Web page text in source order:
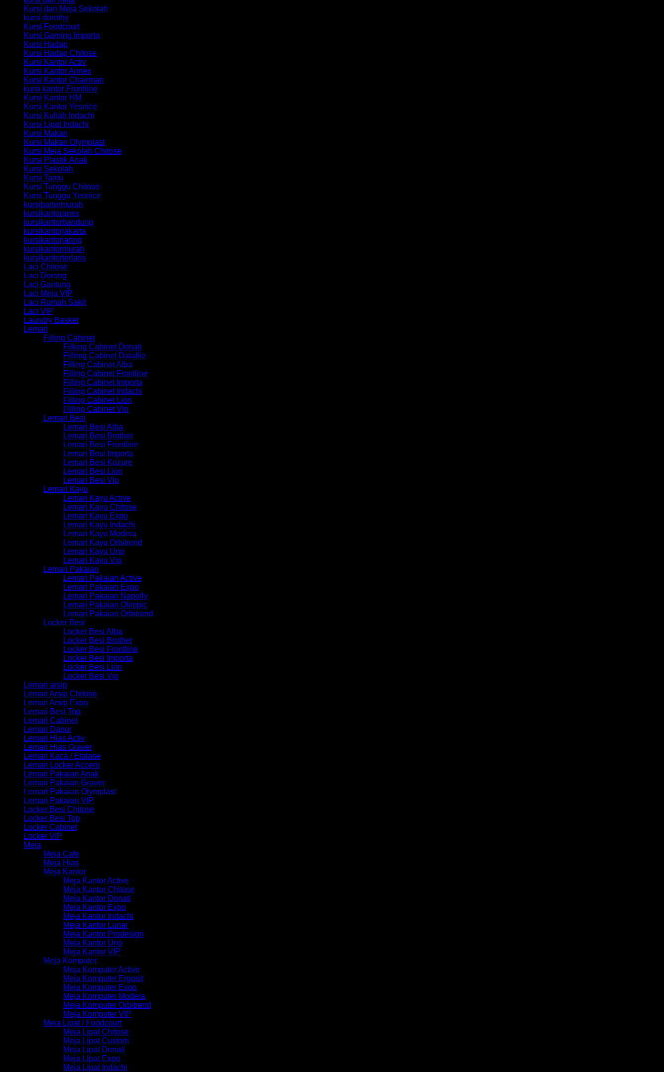
Kursi dan Meja Sekolah
kursi dorothy
Kursi Foodcourt
Kursi Gaming Importa
Kursi Hadap
Kursi Hadap Chitose
Kursi Kantor Activ
Kursi Kantor Annex
Kursi Kantor Chairman
kursi kantor Frontline
Kursi Kantor HM
Kursi Kantor Yesnice
Kursi Kuliah Indachi
Kursi Lipat Indachi
Kursi Makan
Kursi Makan Olymplast
Kursi Meja Sekolah Chitose
Kursi Plastik Anak
Kursi Sekolah
Kursi Tamu
Kursi Tunggu Chitose
Kursi Tunggu Yesnice
kursibartermurah
kursikantoranex
kursikantorbandung
kursikantorjakarta
kursikantorjaring
kursikantormurah
kursikantorterlaris
Laci Chitose
Laci Dorong
Laci Gantung
Laci Meja VIP
Laci Rumah Sakit
Laci VIP
Laundry Basket
Lemari
Filling Cabinet
Filking Cabinet Donati
Fillimg Cabinet Datafile
Filling Cabinet Alba
Filling Cabinet Frontline
Filling Cabinet Importa
Filling Cabinet Indachi
Filling Cabinet Lion
Filling Cabinet Vip
Lemari Besi
Lemari Besi Alba
Lemari Besi Brother
Lemari Besi Frontline
Lemari Besi Importa
Lemari Besi Kozure
Lemari Besi Lion
Lemari Besi Vip
Lemari Kayu
Lemari Kayu Active
Lemari Kayu Chitose
Lemari Kayu Expo
Lemari Kayu Indachi
Lemari Kayu Modera
Lemari Kayu Orbitrend
Lemari Kayu Uno
Lemari Kayu Vip
Lemari Pakaian
Lemari Pakaian Active
Lemari Pakaian Expo
Lemari Pakaian Napolly
Lemari Pakaian Olimpic
Lemari Pakaian Orbitrend
Locker Besi
Locker Besi Alba
Locker Besi Brother
Locker Besi Frontline
Locker Besi Importa
Locker Besi Lion
Locker Besi Vip
Lemari arsip
Lemari Arsip Chitose
Lemari Arsip Expo
Lemari Besi Top
Lemari Cabinet
Lemari Dapur
Lemari Hias Activ
Lemari Hias Graver
Lemari Kaca / Etalase
Lemari Locker Accero
Lemari Pakaian Anak
Lemari Pakaian Graver
Lemari Pakaian Olymplast
Lemari Pakaian VIP
Locker Besi Chitose
Locker Besi Top
Locker Cabinet
Locker VIP
Meja
Meja Cafe
Meja Hias
Meja Kantor
Meja Kantor Active
Meja Kantor Chitose
Meja Kantor Donati
Meja Kantor Expo
Meja Kantor Indachi
Meja Kantor Lunar
Meja Kantor Prodesign
Meja Kantor Uno
Meja Kantor VIP
Meja Komputer
Meja Komputer Active
Meja Komputer Ergosit
Meja Komputer Expo
Meja Komputer Modera
Meja Komputer Orbitrend
Meja Komputer VIP
Meja Lipat / Foodcourt
Meja Lipat Chitose
Meja Lipat Custom
Meja Lipat Donati
Meja Lipat Expo
Meja Lipat Indachi